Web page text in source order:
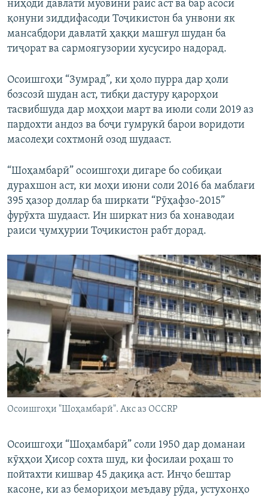
ниҳоди давлатӣ муовини раис аст ва бар асоси
қонуни зиддифасоди Тоҷикистон ба унвони як
мансабдори давлатӣ ҳаққи машғул шудан ба
тиҷорат ва сармоягузории хусусиро надорад.
Осоишгоҳи “Зумрад”, ки ҳоло пурра дар ҳоли
бозсозӣ шудан аст, тибқи дастуру қарорҳои
тасвибшуда дар моҳҳои март ва июли соли 2019 аз
пардохти андоз ва боҷи гумрукӣ барои воридоти
масолеҳи сохтмонӣ озод шудааст.
“Шоҳамбарӣ” осоишгоҳи дигаре бо собиқаи
дурахшон аст, ки моҳи июни соли 2016 ба маблағи
395 ҳазор доллар ба ширкати “Рӯҳафзо-2015”
фурӯхта шудааст. Ин ширкат низ ба хонаводаи
раиси ҷумҳурии Тоҷикистон рабт дорад.
Осоишгоҳи "Шоҳамбарӣ". Акс аз OCCRP
Осоишгоҳи “Шоҳамбарӣ” соли 1950 дар доманаи
кӯҳҳои Ҳисор сохта шуд, ки фосилаи роҳаш то
пойтахти кишвар 45 дақиқа аст. Инҷо бештар
касоне, ки аз бемориҳои меъдаву рӯда, устухонҳо